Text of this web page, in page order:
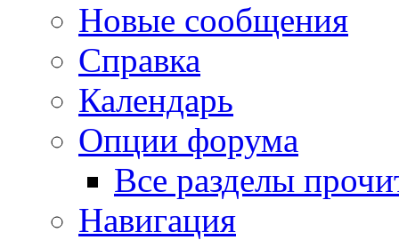
Новые сообщения
Справка
Календарь
Опции форума
Все разделы
Навигация